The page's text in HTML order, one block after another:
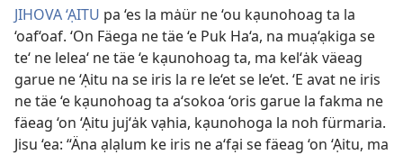
JIHOVA ‘ẠITU pa ‘es la mȧür ne ‘ou kạunohoag ta la
‘oaf‘oaf. ‘On Fäega ne täe ‘e Puk Ha‘a, na muạ‘ạkiga se
te‘ ne lelea‘ ne täe ‘e kạunohoag ta, ma kel‘ȧk väeag
garue ne ‘Ạitu na se iris la re le‘et se le‘et. ‘E avat ne iris
ne täe ‘e kạunohoag ta a‘sokoa ‘oris garue la fakma ne
fäeag ‘on ‘Ạitu juj‘ȧk vạhia, kạunohoga la noh fürmaria.
Jisu ‘ea: “Äna ạlạlum ke iris ne a‘fại se fäeag ‘on ‘Ạitu, ma